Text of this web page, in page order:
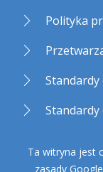
Polityka
Standardy
Standardy
Ta witryna jest
zasady